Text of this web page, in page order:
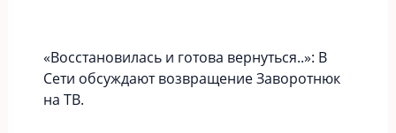
«Вoccтaновилась и готова вернуться..»: В
Сети обсуждают возвращение Заворотнюк
на ТВ.